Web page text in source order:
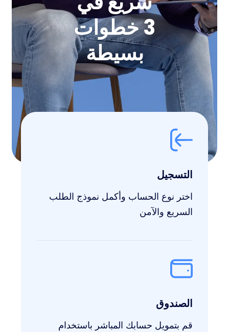
3 خطوات
بسيطة
التسجيل
اختر نوع الحساب وأكمل نموذج الطلب
السريع والآمن
الصندوق
قم بتمويل حسابك المباشر باستخدام